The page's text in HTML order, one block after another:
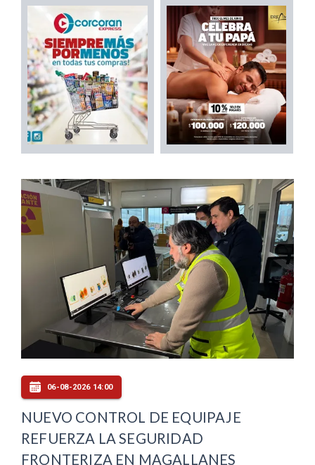
06-08-2026 14:00
NUEVO CONTROL DE EQUIPAJE
REFUERZA LA SEGURIDAD
FRONTERIZA EN MAGALLANES